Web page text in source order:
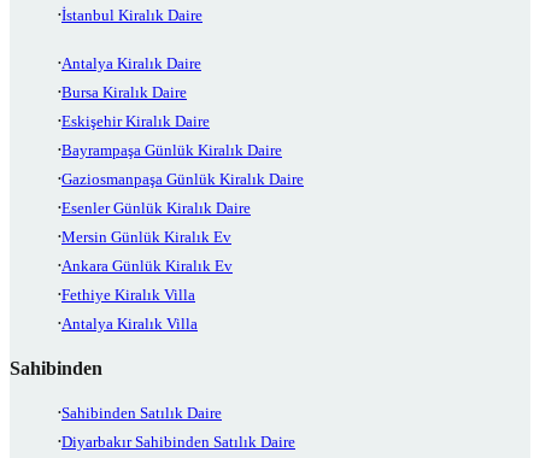
İstanbul Kiralık Daire
Antalya Kiralık Daire
Bursa Kiralık Daire
Eskişehir Kiralık Daire
Bayrampaşa Günlük Kiralık Daire
Gaziosmanpaşa Günlük Kiralık Daire
Esenler Günlük Kiralık Daire
Mersin Günlük Kiralık Ev
Ankara Günlük Kiralık Ev
Fethiye Kiralık Villa
Antalya Kiralık Villa
Sahibinden
Sahibinden Satılık Daire
Diyarbakır Sahibinden Satılık Daire